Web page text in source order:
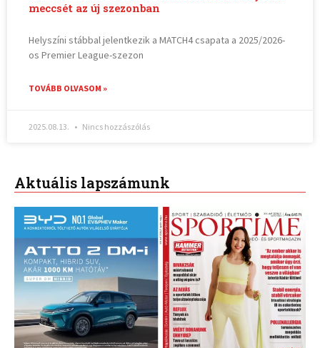
meccsét az új szezonban
Helyszíni stábbal jelentkezik a MATCH4 csapata a 2025/2026-
os Premier League-szezon
TOVÁBB OLVASOM »
2025.08.13. Nincs hozzászólás
Aktuális lapszámunk